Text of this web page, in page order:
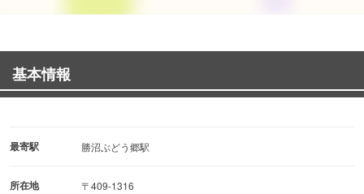
基本情報
最寄駅 勝沼ぶどう郷駅
所在地
〒409-1316